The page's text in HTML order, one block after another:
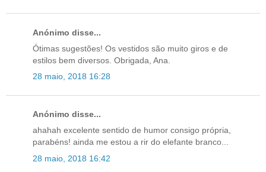
Anónimo disse...
Ótimas sugestões! Os vestidos são muito giros e de
estilos bem diversos. Obrigada, Ana.
28 maio, 2018 16:28
Anónimo disse...
ahahah excelente sentido de humor consigo própria,
parabéns! ainda me estou a rir do elefante branco...
28 maio, 2018 16:42